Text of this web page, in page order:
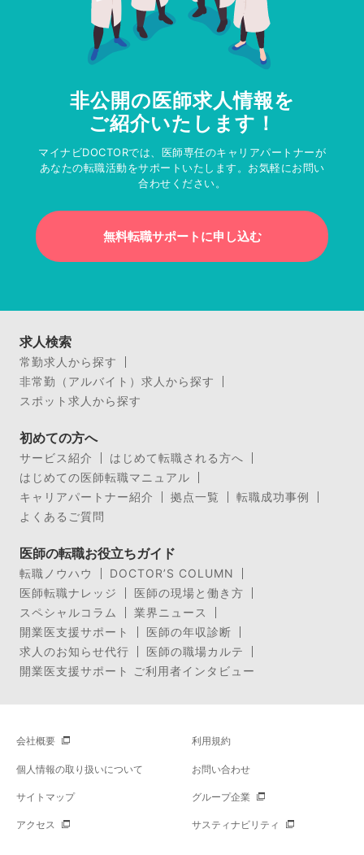
非公開の医師求人情報を
ご紹介いたします！
マイナビDOCTORでは、医師専任のキャリアパートナーが
あなたの転職活動をサポートいたします。お気軽にお問い
合わせください。
無料転職サポートに申し込む
求人検索
常勤求人から探す
非常勤（アルバイト）求人から探す
スポット求人から探す
初めての方へ
サービス紹介
はじめて転職される方へ
はじめての医師転職マニュアル
キャリアパートナー紹介
拠点一覧
転職成功事例
よくあるご質問
医師の転職お役立ちガイド
転職ノウハウ
DOCTOR’S COLUMN
医師転職ナレッジ
医師の現場と働き方
スペシャルコラム
業界ニュース
開業医支援サポート
医師の年収診断
求人のお知らせ代行
医師の職場カルテ
開業医支援サポート ご利用者インタビュー
会社概要 利用規約
個人情報の取り扱いについて お問い合わせ
サイトマップ グループ企業
アクセス サスティナビリティ